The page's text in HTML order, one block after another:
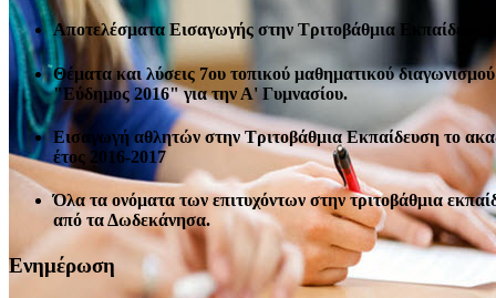
Αποτελέσματα Εισαγωγής στην Τριτοβάθμια Εκπαίδευση
Θέματα και λύσεις 7ου τοπικού μαθηματικού διαγωνισμού
"Εύδημος 2016" για την Α' Γυμνασίου.
Εισαγωγή αθλητών στην Τριτοβάθμια Εκπαίδευση το
έτος 2016-2017
Όλα τα ονόματα των επιτυχόντων στην τριτοβάθμια
από τα Δωδεκάνησα.
Ενημέρωση